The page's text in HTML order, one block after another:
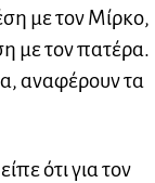
με τον Μίρκο,
με τον πατέρα.
αναφέρουν τα
ότι για τον